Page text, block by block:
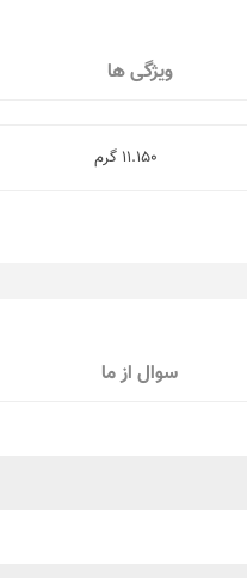
ویژگی ها
11.150 گرم
سوال از ما